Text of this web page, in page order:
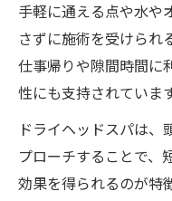
手軽に通える点や水や
さずに施術を受けられ
仕事帰りや隙間時間に
性にも支持されています
ドライヘッドスパは
プローチすることで、
効果を得られるのが特